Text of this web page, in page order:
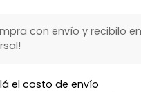
con envío y recibilo
el costo de envío